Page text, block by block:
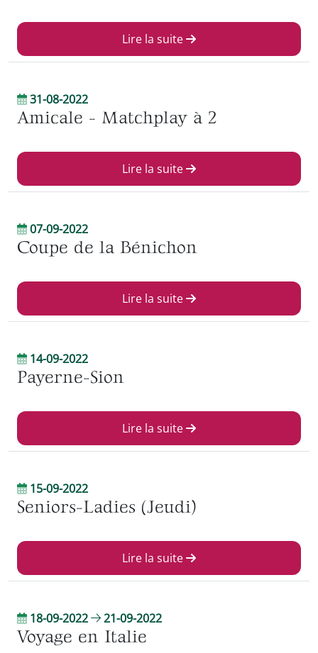
Lire la suite
31-08-2022
Amicale - Matchplay à 2
Lire la suite
07-09-2022
Coupe de la Bénichon
Lire la suite
14-09-2022
Payerne-Sion
Lire la suite
15-09-2022
Seniors-Ladies (Jeudi)
Lire la suite
18-09-2022 21-09-2022
Voyage en Italie